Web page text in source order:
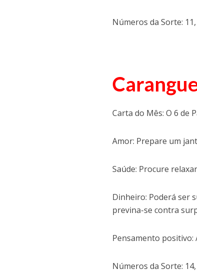
Números da Sorte: 11,
Carta do Mês: O 6 de
Amor: Prepare um
Saúde: Procure
Dinheiro: Poderá ser
previna-se contra
Pensamento positivo:
Números da Sorte: 14,